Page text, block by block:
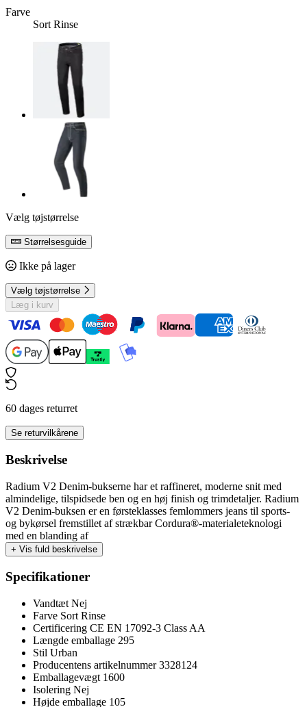
Farve
Sort Rinse
Vælg tøjstørrelse
Størrelsesguide
Ikke på lager
Vælg tøjstørrelse
Læg i kurv
60 dages returret
Se returvilkårene
Beskrivelse
Radium V2 Denim-bukserne har et raffineret, moderne snit med
almindelige, tilspidsede ben og en høj finish og trimdetaljer. Radium
V2 Denim-buksen er en førsteklasses femlommers jeans til sports-
og bykørsel fremstillet af strækbar Cordura®-materialeteknologi
med en blanding af
+ Vis fuld beskrivelse
Specifikationer
Vandtæt Nej
Farve Sort Rinse
Certificering CE EN 17092-3 Class AA
Længde emballage 295
Stil Urban
Producentens artikelnummer3328124
Emballagevægt 1600
Isolering Nej
Højde emballage 105